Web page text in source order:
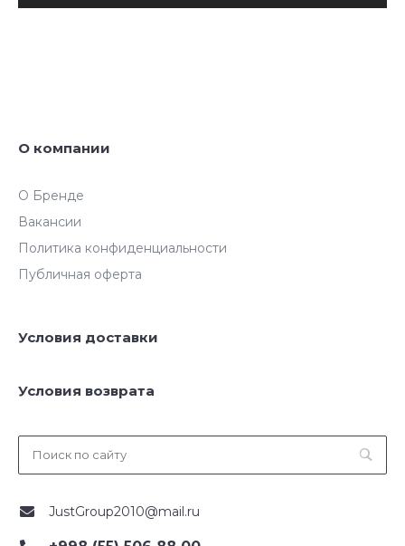
О компании
О Бренде
Вакансии
Политика конфиденциальности
Публичная оферта
Условия доставки
Условия возврата
JustGroup2010@mail.ru